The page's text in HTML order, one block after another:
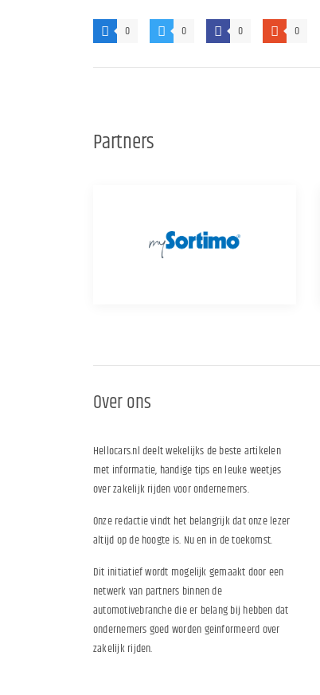
0 0 0 0
Partners
Over ons
Hellocars.nl deelt wekelijks de beste artikelen
met informatie, handige tips en leuke weetjes
over zakelijk rijden voor ondernemers.
Onze redactie vindt het belangrijk dat onze lezer
altijd op de hoogte is. Nu en in de toekomst.
Dit initiatief wordt mogelijk gemaakt door een
netwerk van partners binnen de
automotivebranche die er belang bij hebben dat
ondernemers goed worden geinformeerd over
zakelijk rijden.